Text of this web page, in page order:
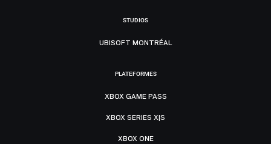
STUDIOS
UBISOFT MONTRÉAL
PLATEFORMES
XBOX GAME PASS
XBOX SERIES X|S
XBOX ONE